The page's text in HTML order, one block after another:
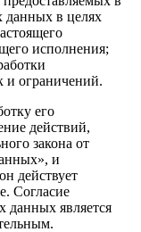
данных в целях
исполнения;
и ограничений.
его
действий,
закона от
и
действует
Согласие
данных является